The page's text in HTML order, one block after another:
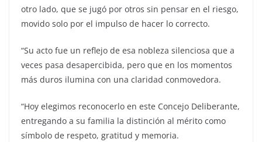
otro lado, que se jugó por otros sin pensar en el riesgo,
movido solo por el impulso de hacer lo correcto.
“Su acto fue un reflejo de esa nobleza silenciosa que a
veces pasa desapercibida, pero que en los momentos
más duros ilumina con una claridad conmovedora.
“Hoy elegimos reconocerlo en este Concejo Deliberante,
entregando a su familia la distinción al mérito como
símbolo de respeto, gratitud y memoria.